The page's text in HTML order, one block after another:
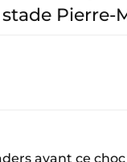
Pierre-
avant ce